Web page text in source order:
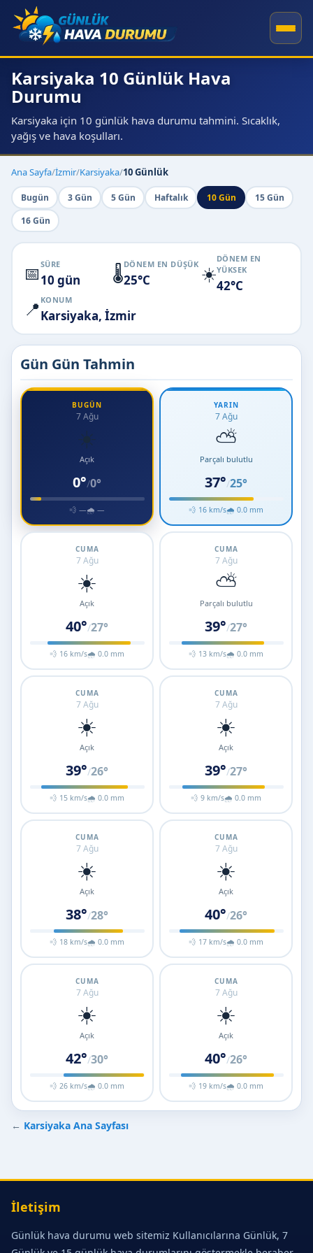
Karsiyaka 10 Günlük Hava
Durumu
Karsiyaka için 10 günlük hava durumu tahmini. Sıcaklık,
yağış ve hava koşulları.
Ana Sayfa/İzmir/Karsiyaka/10 Günlük
Bugün 3 Gün 5 Gün Haftalık 10 Gün
15 Gün
16 Gün
📅 SÜRE
10 gün 🌡️DÖNEM EN DÜŞÜK
25°C ☀️
DÖNEM EN
YÜKSEK
42°C
📍 KONUM
Karsiyaka, İzmir
Gün Gün Tahmin
BUGÜN
7 Ağu
☀️
Açık
0°/0°
💨 —🌧 —
YARIN
7 Ağu
⛅
Parçalı bulutlu
37°/25°
💨 16 km/s🌧 0.0 mm
CUMA
7 Ağu
☀️
Açık
40°/27°
💨 16 km/s🌧 0.0 mm
CUMA
7 Ağu
⛅
Parçalı bulutlu
39°/27°
💨 13 km/s🌧 0.0 mm
CUMA
7 Ağu
☀️
Açık
39°/26°
💨 15 km/s🌧 0.0 mm
CUMA
7 Ağu
☀️
Açık
39°/27°
💨 9 km/s🌧 0.0 mm
CUMA
7 Ağu
☀️
Açık
38°/28°
💨 18 km/s🌧 0.0 mm
CUMA
7 Ağu
☀️
Açık
40°/26°
💨 17 km/s🌧 0.0 mm
CUMA
7 Ağu
☀️
Açık
42°/30°
💨 26 km/s🌧 0.0 mm
CUMA
7 Ağu
☀️
Açık
40°/26°
💨 19 km/s🌧 0.0 mm
← Karsiyaka Ana Sayfası
İletişim
Günlük hava durumu web sitemiz Kullanıcılarına Günlük, 7